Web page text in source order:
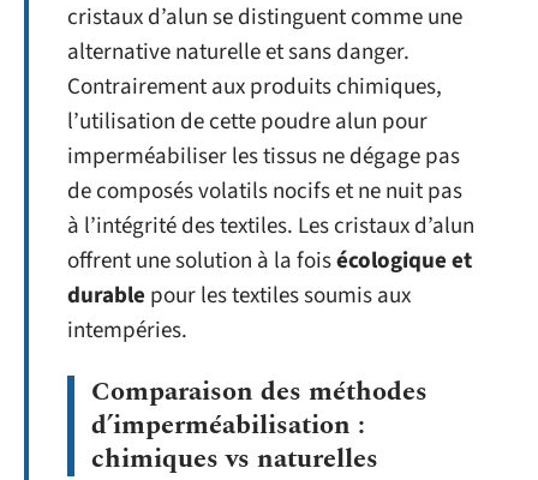
cristaux d’alun se distinguent comme une
alternative naturelle et sans danger.
Contrairement aux produits chimiques,
l’utilisation de cette poudre alun pour
imperméabiliser les tissus ne dégage pas
de composés volatils nocifs et ne nuit pas
à l’intégrité des textiles. Les cristaux d’alun
offrent une solution à la foisécologique et
durable pour les textiles soumis aux
intempéries.
Comparaison des méthodes
d’imperméabilisation :
chimiques vs naturelles